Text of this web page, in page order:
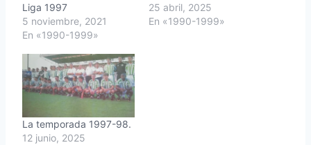
Liga 1997
5 noviembre, 2021
En «1990-1999»
25 abril, 2025
En «1990-1999»
La temporada 1997-98.
12 junio, 2025